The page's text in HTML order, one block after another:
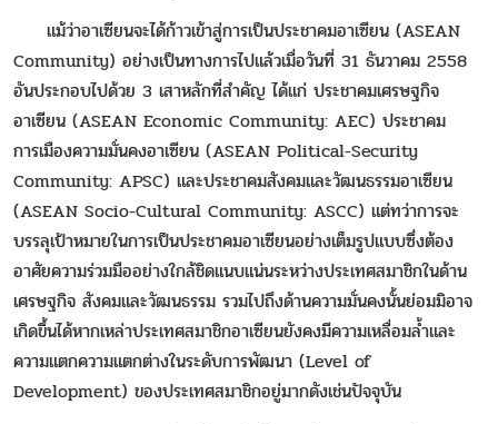
แม้ว่าอาเซียนจะได้ก้าวเข้าสู่การเป็นประชาคมอาเซียน (ASEAN
Community) อย่างเป็นทางการไปแล้วเมื่อวันที่ 31 ธันวาคม 2558
อันประกอบไปด้วย 3 เสาหลักที่สำคัญ ได้แก่ ประชาคมเศรษฐกิจ
อาเซียน (ASEAN Economic Community: AEC) ประชาคม
การเมืองความมั่นคงอาเซียน (ASEAN Political-Security
Community: APSC) และประชาคมสังคมและวัฒนธรรมอาเซียน
(ASEAN Socio-Cultural Community: ASCC) แต่ทว่าการจะ
บรรลุเป้าหมายในการเป็นประชาคมอาเซียนอย่างเต็มรูปแบบซึ่งต้อง
อาศัยความร่วมมืออย่างใกล้ชิดแนบแน่นระหว่างประเทศสมาชิกในด้าน
เศรษฐกิจ สังคมและวัฒนธรรม รวมไปถึงด้านความมั่นคงนั้นย่อมมิอาจ
เกิดขึ้นได้หากเหล่าประเทศสมาชิกอาเซียนยังคงมีความเหลื่อมล้ำและ
ความแตกความแตกต่างในระดับการพัฒนา (Level of
Development) ของประเทศสมาชิกอยู่มากดังเช่นปัจจุบัน